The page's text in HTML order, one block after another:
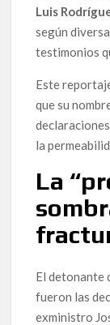
Luis
según
testimonios
Este
que su
la
La
El detonante
fueron las
exministro